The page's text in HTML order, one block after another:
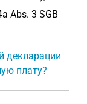
Abs. 3 SGB
декларации
плату?